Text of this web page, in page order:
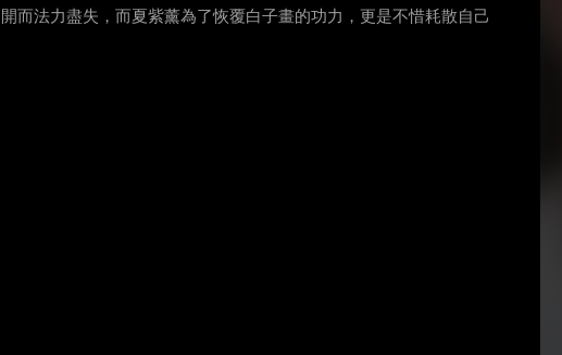
而法力盡失，而夏紫薰為了恢覆白子畫的功力，更是不惜耗散自己